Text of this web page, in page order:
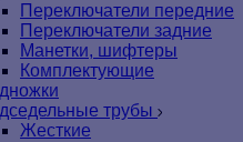
Переключатели передние
Переключатели задние
Манетки, шифтеры
Комплектующие
трубы
Жесткие